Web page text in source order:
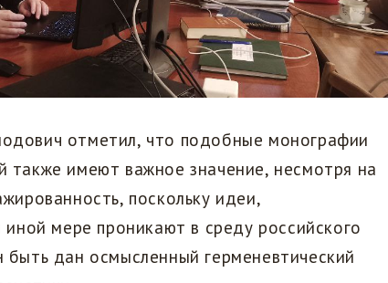
отметил, что подобные монографии
также имеют важное значение, несмотря на
поскольку идеи,
мере проникают в среду российского
дан осмысленный герменевтический